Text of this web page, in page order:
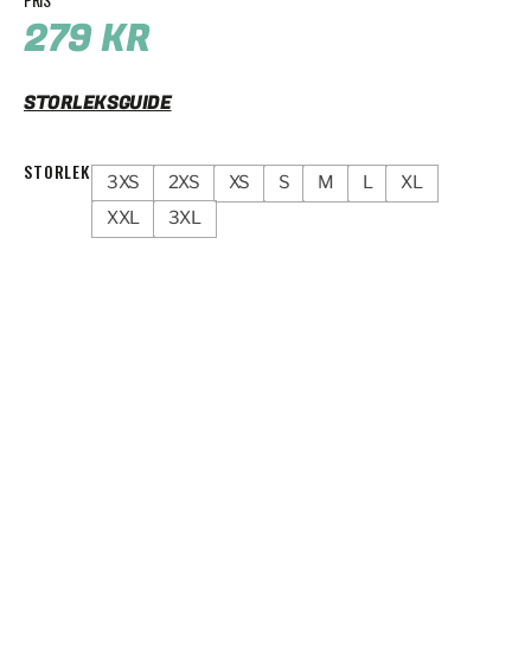
279KR
STORLEKSGUIDE
STORLEK 3XS 2XS XS S M L
XL
XXL
3XL